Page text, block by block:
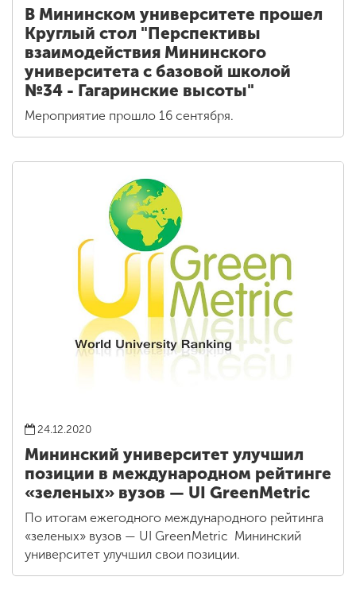
В Мининском университете прошел
Круглый стол "Перспективы
взаимодействия Мининского
университета с базовой школой
№34 - Гагаринские высоты"
Мероприятие прошло 16 сентября.
24.12.2020
Мининский университет улучшил
позиции в международном рейтинге
«зеленых» вузов — UI GreenMetric
По итогам ежегодного международного рейтинга
«зеленых» вузов — UI GreenMetric Мининский
университет улучшил свои позиции.